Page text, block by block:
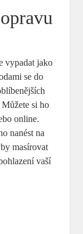
vypadat jako
se do
si ⁢ho
online.
nanést na
masírovat
vaší